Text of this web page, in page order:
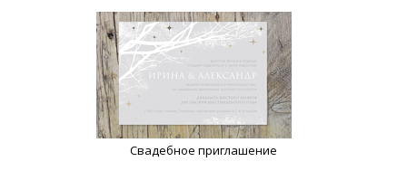
Свадебное приглашение